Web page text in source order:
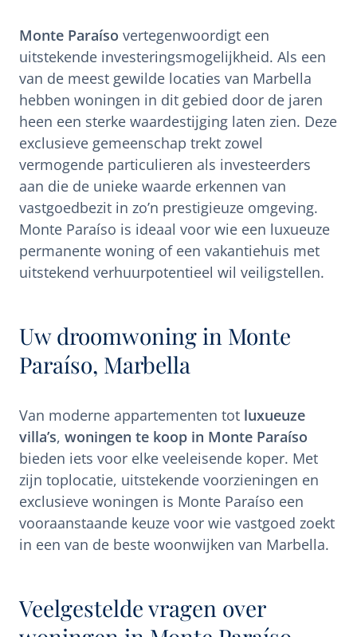
Monte Paraíso vertegenwoordigt een
uitstekende investeringsmogelijkheid. Als een
van de meest gewilde locaties van Marbella
hebben woningen in dit gebied door de jaren
heen een sterke waardestijging laten zien. Deze
exclusieve gemeenschap trekt zowel
vermogende particulieren als investeerders
aan die de unieke waarde erkennen van
vastgoedbezit in zo’n prestigieuze omgeving.
Monte Paraíso is ideaal voor wie een luxueuze
permanente woning of een vakantiehuis met
uitstekend verhuurpotentieel wil veiligstellen.
Uw droomwoning in Monte
Paraíso, Marbella
Van moderne appartementen tot luxueuze
villa’s, woningen te koop in Monte Paraíso
bieden iets voor elke veeleisende koper. Met
zijn toplocatie, uitstekende voorzieningen en
exclusieve woningen is Monte Paraíso een
vooraanstaande keuze voor wie vastgoed zoekt
in een van de beste woonwijken van Marbella.
Veelgestelde vragen over